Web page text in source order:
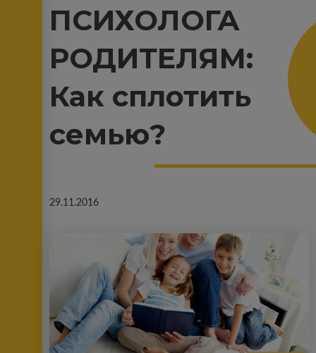
ПСИХОЛОГА
РОДИТЕЛЯМ:
Как сплотить
семью?
29.11.2016